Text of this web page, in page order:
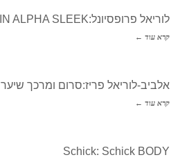
לוריאל פרופסיונל:KERATIN ALPHA SLEEK
קרא עוד ←
אלביב-לוריאל פריז:סרום ומרכך שיער ULTIMATE
קרא עוד ←
Schick: Schick BODY